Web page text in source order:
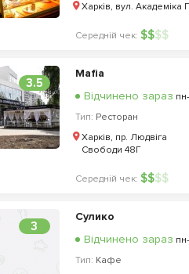
Харків, вул. Академіка
Середній чек: $$$$
3.5
Mafia
Відчинено зараз
Тип: Ресторан
Харків, пр. Людвіга
Свободи 48Г
Середній чек: $$$$
3
Сулико
Відчинено зараз
Тип: Кафе